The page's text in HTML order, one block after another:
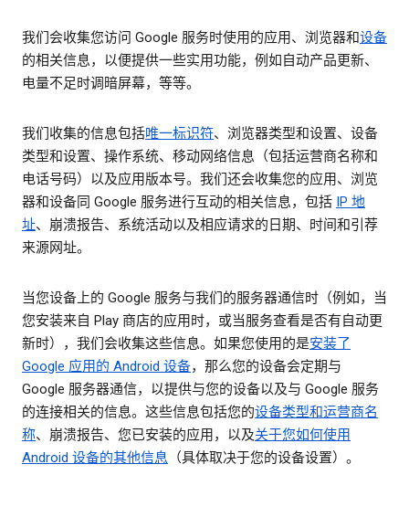
我们会收集您访问 Google 服务时使用的应用、浏览器和设备
的相关信息，以便提供一些实用功能，例如自动产品更新、
电量不足时调暗屏幕，等等。
我们收集的信息包括唯一标识符、浏览器类型和设置、设备
类型和设置、操作系统、移动网络信息（包括运营商名称和
电话号码）以及应用版本号。我们还会收集您的应用、浏览
器和设备同 Google 服务进行互动的相关信息，包括 IP 地
址、崩溃报告、系统活动以及相应请求的日期、时间和引荐
来源网址。
当您设备上的 Google 服务与我们的服务器通信时（例如，当
您安装来自 Play 商店的应用时，或当服务查看是否有自动更
新时），我们会收集这些信息。如果您使用的是安装了
Google 应用的 Android 设备，那么您的设备会定期与
Google 服务器通信，以提供与您的设备以及与 Google 服务
的连接相关的信息。这些信息包括您的设备类型和运营商名
称、崩溃报告、您已安装的应用，以及关于您如何使用
Android 设备的其他信息 （具体取决于您的设备设置）。